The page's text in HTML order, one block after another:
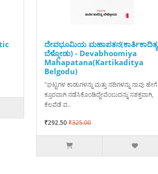
ದೇವಭೂಮಿಯ ಮಹಾಪತನ(ಕಾರ್ತಿಕಾದಿತ್ಯ
ಬೆಳ್ಗೋಡು) - Devabhoomiya
Mahapatana(Kartikaditya
Belgodu)
"ಘಟ್ಟಗಳ ಕಾಡುಗಳನ್ನು ಮತ್ತು ನದಿಗಳನ್ನು ನಾವು ಹೇಗೆ
ಕ್ರೂರವಾಗಿ ನಡೆಸಿಕೊಂಡಿದ್ದೇವೆಂಬುದನ್ನು ಸಶಕ್ತವಾಗಿ,
ಕೆಲವೆಡೆ ವ..
₹292.50₹325.00